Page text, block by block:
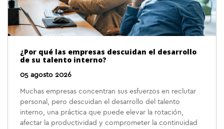
¿Por qué las empresas descuidan el desarrollo
de su talento interno?
05 agosto 2026
Muchas empresas concentran sus esfuerzos en reclutar
personal, pero descuidan el desarrollo del talento
interno, una práctica que puede elevar la rotación,
afectar la productividad y comprometer la continuidad